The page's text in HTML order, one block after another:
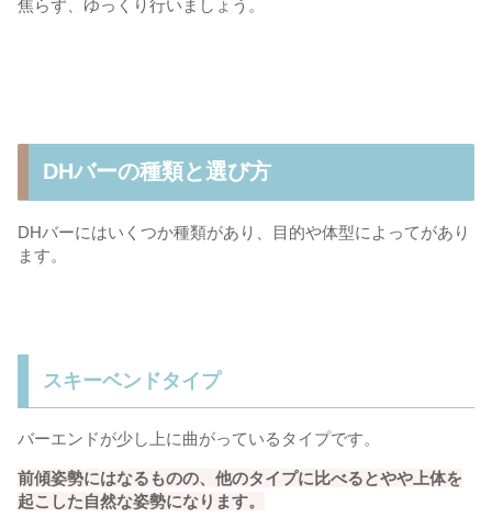
焦らず、ゆっくり行いましょう。
DHバーの種類と選び方
DHバーにはいくつか種類があり、目的や体型によってがあり
ます。
スキーベンドタイプ
バーエンドが少し上に曲がっているタイプです。
前傾姿勢にはなるものの、他のタイプに比べるとやや上体を
起こした自然な姿勢になります。